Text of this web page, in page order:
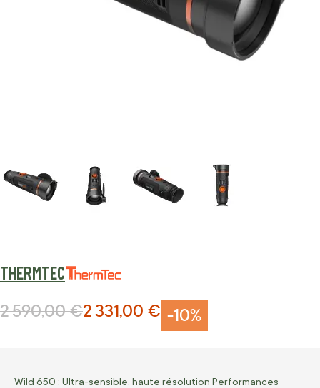
THERMTEC
-10%
Prix Spécial
2 331,00 €
Prix normal
2 590,00 €
Wild 650 : Ultra-sensible, haute résolution Performances